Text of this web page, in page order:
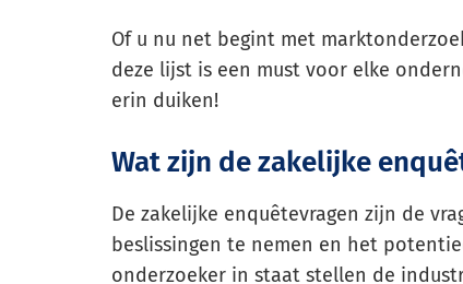
Of u nu net begint met
deze lijst is een must voor elke
erin duiken!
Wat zijn de zakelijke
De zakelijke enquêtevragen zijn de
beslissingen te nemen en het
onderzoeker in staat stellen de